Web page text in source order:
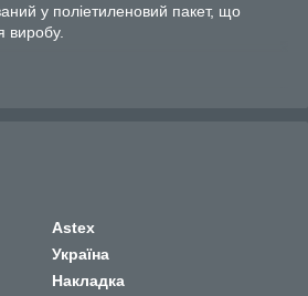
у поліетиленовий пакет, що
виробу.
Astex
Україна
Накладка